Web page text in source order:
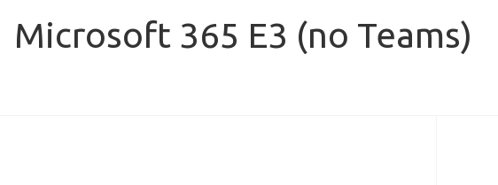
Microsoft 365 E3 (no Teams)